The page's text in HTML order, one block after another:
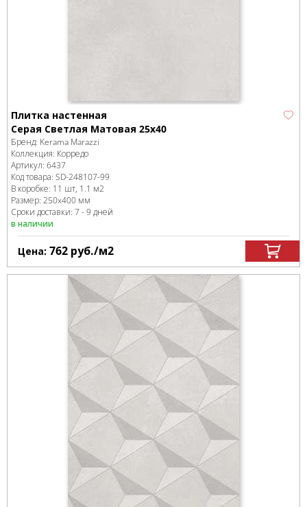
Плитка настенная
Серая Светлая Матовая 25х40
Бренд: Kerama Marazzi
Коллекция: Корредо
Артикул: 6437
Код товара: SD-248107-99
В коробке: 11 шт, 1.1 м2
Размер: 250x400 мм
Сроки доставки: 7 - 9 дней
в наличии
Цена: 762 руб./м2